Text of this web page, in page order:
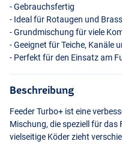
- Gebrauchsfertig
- Ideal für Rotaugen und
- Grundmischung für viele
- Geeignet für Teiche, Kanäle
- Perfekt für den Einsatz am
Beschreibung
Feeder Turbo+ ist eine
Mischung, die speziell für das
vielseitige Köder zieht